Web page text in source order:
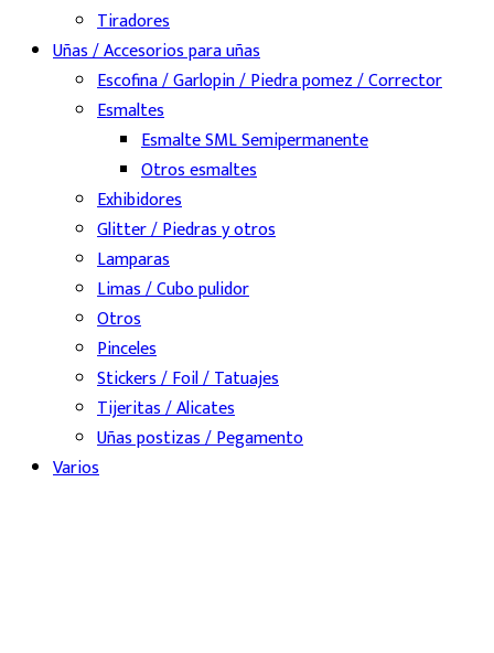
Tiradores
Uñas / Accesorios para uñas
Escofina / Garlopin / Piedra pomez / Corrector
Esmaltes
Esmalte SML Semipermanente
Otros esmaltes
Exhibidores
Glitter / Piedras y otros
Lamparas
Limas / Cubo pulidor
Otros
Pinceles
Stickers / Foil / Tatuajes
Tijeritas / Alicates
Uñas postizas / Pegamento
Varios